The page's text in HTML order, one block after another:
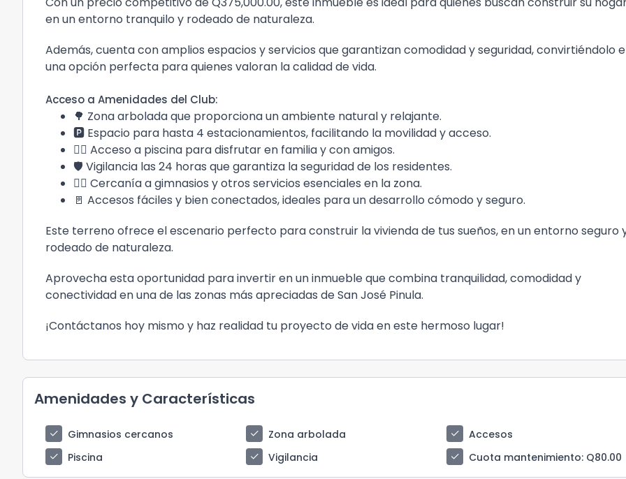
en un entorno tranquilo y rodeado de naturaleza.
Además, cuenta con amplios espacios y servicios que garantizan comodidad y seguridad, convirtiéndolo
una opción perfecta para quienes valoran la calidad de vida.
Acceso a Amenidades del Club:
🌳 Zona arbolada que proporciona un ambiente natural y relajante.
🅿️ Espacio para hasta 4 estacionamientos, facilitando la movilidad y acceso.
🏊‍♂️ Acceso a piscina para disfrutar en familia y con amigos.
🛡️ Vigilancia las 24 horas que garantiza la seguridad de los residentes.
🚶‍♂️ Cercanía a gimnasios y otros servicios esenciales en la zona.
🚪 Accesos fáciles y bien conectados, ideales para un desarrollo cómodo y seguro.
Este terreno ofrece el escenario perfecto para construir la vivienda de tus sueños, en un entorno seguro
rodeado de naturaleza.
Aprovecha esta oportunidad para invertir en un inmueble que combina tranquilidad, comodidad y
conectividad en una de las zonas más apreciadas de San José Pinula.
¡Contáctanos hoy mismo y haz realidad tu proyecto de vida en este hermoso lugar!
Amenidades y Características
check Gimnasios cercanos check Zona arbolada check
Accesos
check
Piscina check Vigilancia check Cuota mantenimiento: Q80.00